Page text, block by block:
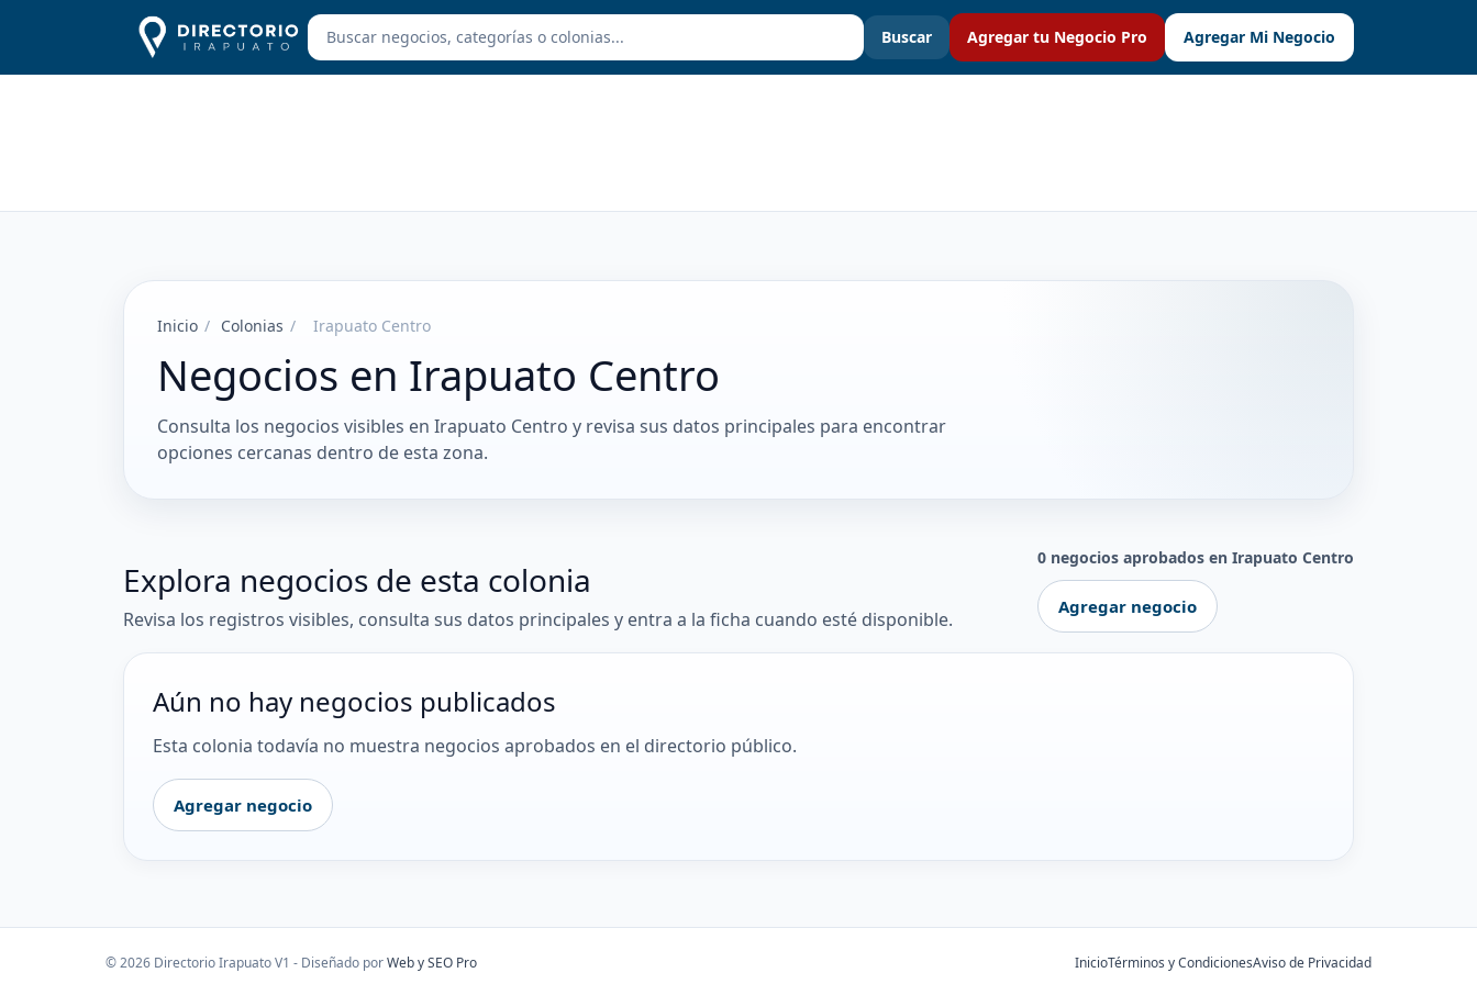
Buscar Agregar tu Negocio Pro Agregar Mi Negocio
Inicio / Colonias / Irapuato Centro
Negocios en Irapuato Centro
Consulta los negocios visibles en Irapuato Centro y revisa sus datos principales para encontrar
opciones cercanas dentro de esta zona.
Explora negocios de esta colonia
Revisa los registros visibles, consulta sus datos principales y entra a la ficha cuando esté disponible.
0 negocios aprobados en Irapuato Centro
Agregar negocio
Aún no hay negocios publicados
Esta colonia todavía no muestra negocios aprobados en el directorio público.
Agregar negocio
© 2026 Directorio Irapuato V1 - Diseñado porWeb y SEO Pro InicioTérminos y CondicionesAviso de Privacidad